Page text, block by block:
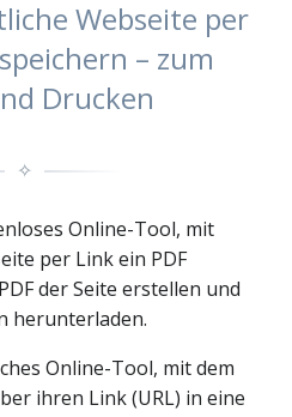
Webseite per
– zum
Drucken
✧
Online-Tool, mit
per Link ein PDF
der Seite erstellen und
herunterladen.
Online-Tool, mit dem
ihren Link (URL) in eine